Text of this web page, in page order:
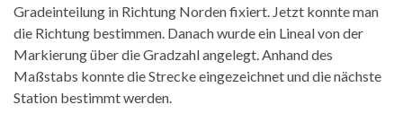
Gradeinteilung in Richtung Norden fixiert. Jetzt konnte man
die Richtung bestimmen. Danach wurde ein Lineal von der
Markierung über die Gradzahl angelegt. Anhand des
Maßstabs konnte die Strecke eingezeichnet und die nächste
Station bestimmt werden.